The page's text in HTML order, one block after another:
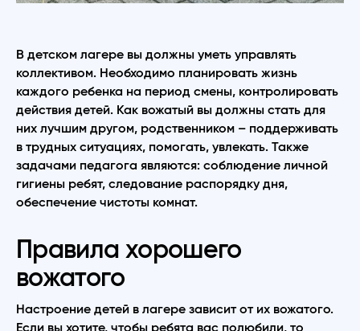
В детском лагере вы должны уметь управлять
коллективом. Необходимо планировать жизнь
каждого ребенка на период смены, контролировать
действия детей. Как вожатый вы должны стать для
них лучшим другом, родственником – поддерживать
в трудных ситуациях, помогать, увлекать. Также
задачами педагога являются: соблюдение личной
гигиены ребят, следование распорядку дня,
обеспечение чистоты комнат.
Правила хорошего
вожатого
Настроение детей в лагере зависит от их вожатого.
Если вы хотите, чтобы ребята вас полюбили, то